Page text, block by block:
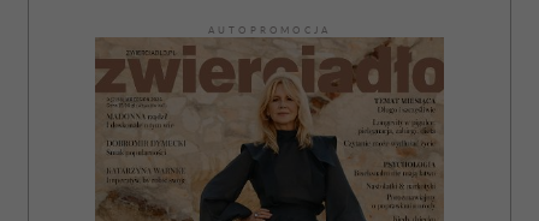
AUTOPROMOCJA